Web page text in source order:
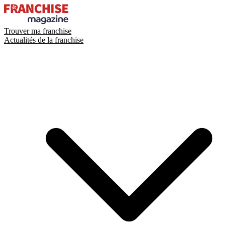
Trouver ma franchise
Actualités de la franchise